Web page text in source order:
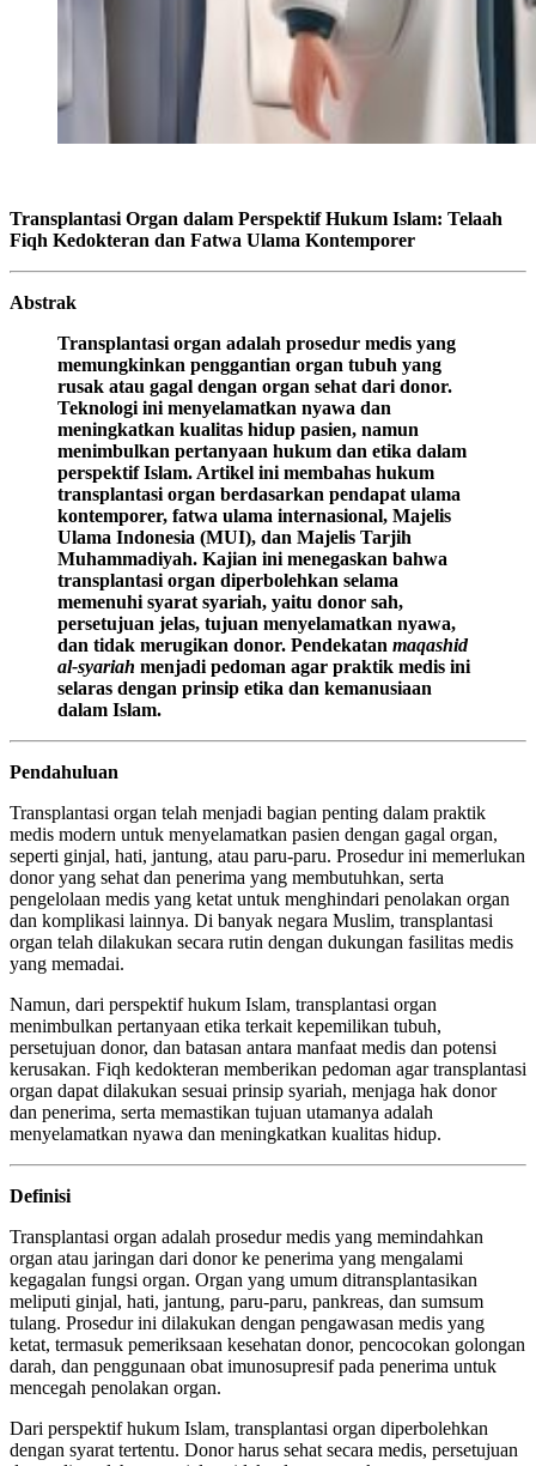
Transplantasi Organ dalam Perspektif Hukum Islam: Telaah
Fiqh Kedokteran dan Fatwa Ulama Kontemporer
Abstrak
Transplantasi organ adalah prosedur medis yang
memungkinkan penggantian organ tubuh yang
rusak atau gagal dengan organ sehat dari donor.
Teknologi ini menyelamatkan nyawa dan
meningkatkan kualitas hidup pasien, namun
menimbulkan pertanyaan hukum dan etika dalam
perspektif Islam. Artikel ini membahas hukum
transplantasi organ berdasarkan pendapat ulama
kontemporer, fatwa ulama internasional, Majelis
Ulama Indonesia (MUI), dan Majelis Tarjih
Muhammadiyah. Kajian ini menegaskan bahwa
transplantasi organ diperbolehkan selama
memenuhi syarat syariah, yaitu donor sah,
persetujuan jelas, tujuan menyelamatkan nyawa,
dan tidak merugikan donor. Pendekatan maqashid
al-syariah menjadi pedoman agar praktik medis ini
selaras dengan prinsip etika dan kemanusiaan
dalam Islam.
Pendahuluan
Transplantasi organ telah menjadi bagian penting dalam praktik
medis modern untuk menyelamatkan pasien dengan gagal organ,
seperti ginjal, hati, jantung, atau paru-paru. Prosedur ini memerlukan
donor yang sehat dan penerima yang membutuhkan, serta
pengelolaan medis yang ketat untuk menghindari penolakan organ
dan komplikasi lainnya. Di banyak negara Muslim, transplantasi
organ telah dilakukan secara rutin dengan dukungan fasilitas medis
yang memadai.
Namun, dari perspektif hukum Islam, transplantasi organ
menimbulkan pertanyaan etika terkait kepemilikan tubuh,
persetujuan donor, dan batasan antara manfaat medis dan potensi
kerusakan. Fiqh kedokteran memberikan pedoman agar transplantasi
organ dapat dilakukan sesuai prinsip syariah, menjaga hak donor
dan penerima, serta memastikan tujuan utamanya adalah
menyelamatkan nyawa dan meningkatkan kualitas hidup.
Definisi
Transplantasi organ adalah prosedur medis yang memindahkan
organ atau jaringan dari donor ke penerima yang mengalami
kegagalan fungsi organ. Organ yang umum ditransplantasikan
meliputi ginjal, hati, jantung, paru-paru, pankreas, dan sumsum
tulang. Prosedur ini dilakukan dengan pengawasan medis yang
ketat, termasuk pemeriksaan kesehatan donor, pencocokan golongan
darah, dan penggunaan obat imunosupresif pada penerima untuk
mencegah penolakan organ.
Dari perspektif hukum Islam, transplantasi organ diperbolehkan
dengan syarat tertentu. Donor harus sehat secara medis, persetujuan